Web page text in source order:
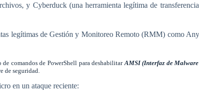
y Cyberduck (una herramienta legítima de
legítimas de Gestión y Monitoreo Remoto (RMM) como
comandos de PowerShell para deshabilitar AMSI (Interfaz de
de seguridad.
en un ataque reciente: